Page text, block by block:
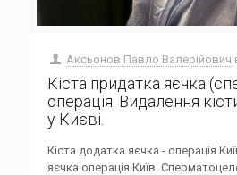
Аксьонов Павло Валерійович
Кіста придатка яєчка
операція. Видалення
у Києві.
Кіста додатка яєчка - операція
яєчка операція Київ.